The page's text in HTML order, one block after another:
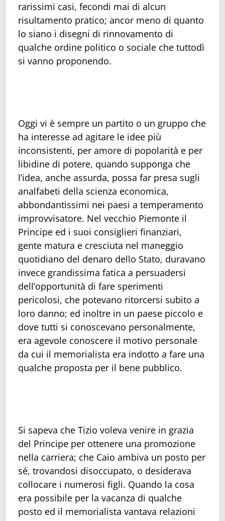
rarissimi casi, fecondi mai di alcun
risultamento pratico; ancor meno di quanto
lo siano i disegni di rinnovamento di
qualche ordine politico o sociale che tuttodì
si vanno proponendo.
Oggi vi è sempre un partito o un gruppo che
ha interesse ad agitare le idee più
inconsistenti, per amore di popolarità e per
libidine di potere, quando supponga che
l’idea, anche assurda, possa far presa sugli
analfabeti della scienza economica,
abbondantissimi nei paesi a temperamento
improvvisatore. Nel vecchio Piemonte il
Principe ed i suoi consiglieri finanziari,
gente matura e cresciuta nel maneggio
quotidiano del denaro dello Stato, duravano
invece grandissima fatica a persuadersi
dell’opportunità di fare sperimenti
pericolosi, che potevano ritorcersi subito a
loro danno; ed inoltre in un paese piccolo e
dove tutti si conoscevano personalmente,
era agevole conoscere il motivo personale
da cui il memorialista era indotto a fare una
qualche proposta per il bene pubblico.
Si sapeva che Tizio voleva venire in grazia
del Principe per ottenere una promozione
nella carriera; che Caio ambiva un posto per
sé, trovandosi disoccupato, o desiderava
collocare i numerosi figli. Quando la cosa
era possibile per la vacanza di qualche
posto ed il memorialista vantava relazioni